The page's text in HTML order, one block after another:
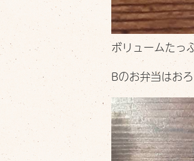
ボリュームたっ
Bのお弁当はお